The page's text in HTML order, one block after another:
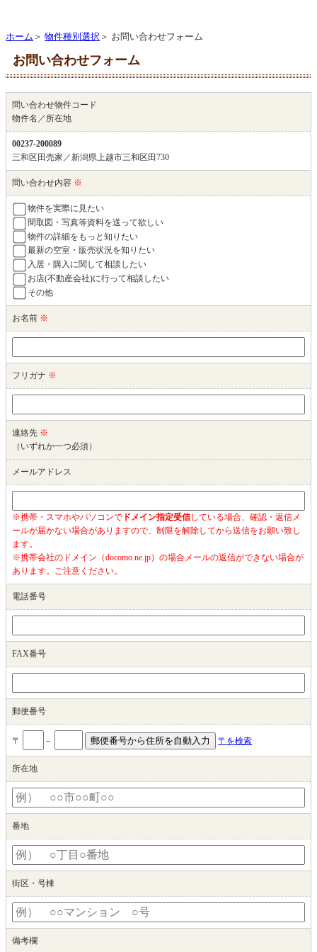
ホーム ＞ 物件種別選択 ＞ お問い合わせフォーム
お問い合わせフォーム
問い合わせ物件コード
物件名／所在地
00237-200089
三和区田売家／新潟県上越市三和区田730
問い合わせ内容 ※
物件を実際に見たい
間取図・写真等資料を送って欲しい
物件の詳細をもっと知りたい
最新の空室・販売状況を知りたい
入居・購入に関して相談したい
お店(不動産会社)に行って相談したい
その他
お名前 ※
フリガナ ※
連絡先 ※
（いずれか一つ必須）
メールアドレス
※携帯・スマホやパソコンで ドメイン指定受信している場合、確認・返信メ
ールが届かない場合がありますので、制限を解除してから送信をお願い致し
ます。
※携帯会社のドメイン（docomo.ne.jp）の場合メールの返信ができない場合が
あります。ご注意ください。
電話番号
FAX番号
郵便番号
〒 － 〒を検索
所在地
番地
街区・号棟
備考欄